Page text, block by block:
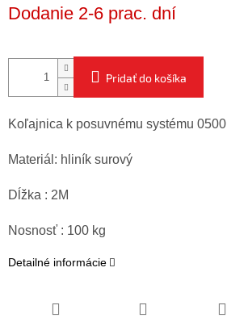
cena:
Dodanie 2-6 prac. dní
Pridať do košíka
Koľajnica k posuvnému systému 0500
Materiál: hliník surový
Dĺžka : 2M
Nosnosť : 100 kg
Detailné informácie